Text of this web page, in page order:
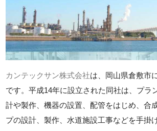
カンテックサン株式会社は、岡山県倉敷市
です。平成14年に設立された同社は、プラ
計や製作、機器の設置、配管をはじめ、合
プの設計、製作、水道施設工事などを手掛